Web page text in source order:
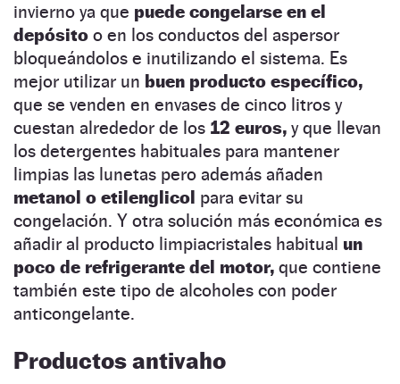
invierno ya que puede congelarse en el
depósito o en los conductos del aspersor
bloqueándolos e inutilizando el sistema. Es
mejor utilizar un buen producto específico,
que se venden en envases de cinco litros y
cuestan alrededor de los 12 euros, y que llevan
los detergentes habituales para mantener
limpias las lunetas pero además añaden
metanol o etilenglicol para evitar su
congelación. Y otra solución más económica es
añadir al producto limpiacristales habitual un
poco de refrigerante del motor, que contiene
también este tipo de alcoholes con poder
anticongelante.
Productos antivaho